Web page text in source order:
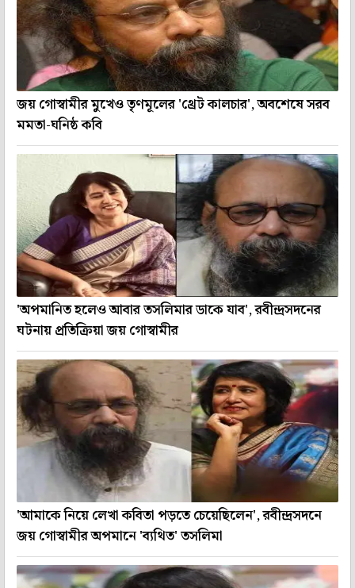
জয় গোস্বামীর মুখেও তৃণমূলের 'থ্রেট কালচার', অবশেষে সরব
মমতা-ঘনিষ্ঠ কবি
'অপমানিত হলেও আবার তসলিমার ডাকে যাব', রবীন্দ্রসদনের
ঘটনায় প্রতিক্রিয়া জয় গোস্বামীর
'আমাকে নিয়ে লেখা কবিতা পড়তে চেয়েছিলেন', রবীন্দ্রসদনে
জয় গোস্বামীর অপমানে 'ব্যথিত' তসলিমা